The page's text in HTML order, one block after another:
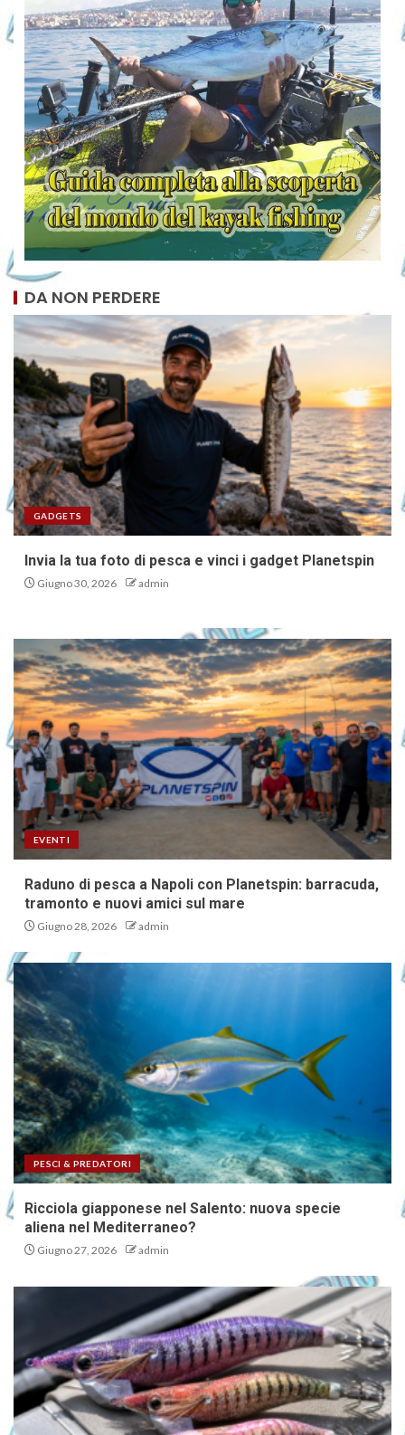
DA NON PERDERE
GADGETS
Invia la tua foto di pesca e vinci i gadget Planetspin
Giugno 30, 2026 admin
EVENTI
Raduno di pesca a Napoli con Planetspin: barracuda,
tramonto e nuovi amici sul mare
Giugno 28, 2026 admin
PESCI & PREDATORI
Ricciola giapponese nel Salento: nuova specie
aliena nel Mediterraneo?
Giugno 27, 2026 admin